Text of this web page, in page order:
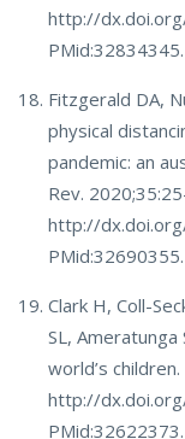
http://
PMid:32834345.
Fitzgerald DA,
physical
pandemic: an
Rev.
http://
PMid:32690355.
Clark H, Coll-
SL,
world’s
http://
PMid:32622373.